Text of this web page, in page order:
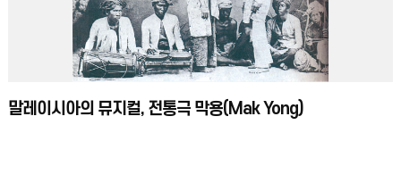
말레이시아의 뮤지컬, 전통극 막용(Mak Yong)